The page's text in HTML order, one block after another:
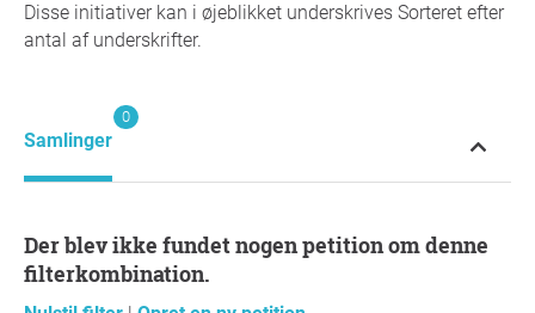
Disse initiativer kan i øjeblikket underskrives Sorteret efter
antal af underskrifter.
Samlinger
0
Der blev ikke fundet nogen petition om denne
filterkombination.